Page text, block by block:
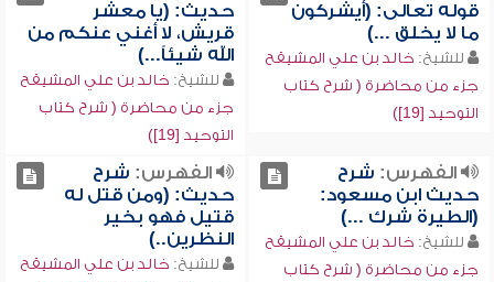
قوله تعالى: (أيشركون
ما لا يخلق ...)
للشيخ: خالد بن علي المشيقح
جزء من محاضرة ( شرح كتاب
التوحيد [19])
حديث: (يا معشر
قريش، لا أغني عنكم من
الله شيئاً...)
للشيخ: خالد بن علي المشيقح
جزء من محاضرة ( شرح كتاب
التوحيد [19])
الفهرس: شرح
حديث ابن مسعود:
(الطيرة شرك ...)
للشيخ: خالد بن علي المشيقح
جزء من محاضرة ( شرح كتاب
الفهرس: شرح
حديث: (ومن قتل له
قتيل فهو بخير
النظرين..)
للشيخ: خالد بن علي المشيقح